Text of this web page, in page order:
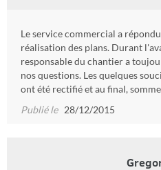
Le service commercial a
réalisation des plans. Durant
responsable du chantier a
nos questions. Les quelques
ont été rectifié et au final,
Publié le 28/12/2015